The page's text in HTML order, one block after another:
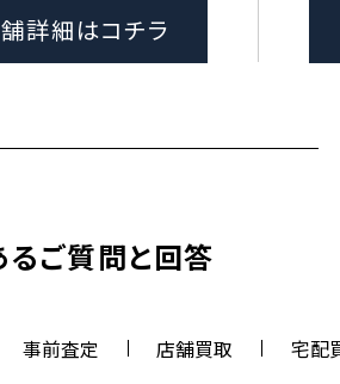
詳細はコチラ
るご質問と回答
事前査定 店舗買取 宅配